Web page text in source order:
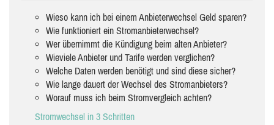
Wieso kann ich bei einem Anbieterwechsel Geld sparen?
Wie funktioniert ein Stromanbieterwechsel?
Wer übernimmt die Kündigung beim alten Anbieter?
Wieviele Anbieter und Tarife werden verglichen?
Welche Daten werden benötigt und sind diese sicher?
Wie lange dauert der Wechsel des Stromanbieters?
Worauf muss ich beim Stromvergleich achten?
Stromwechsel in 3 Schritten